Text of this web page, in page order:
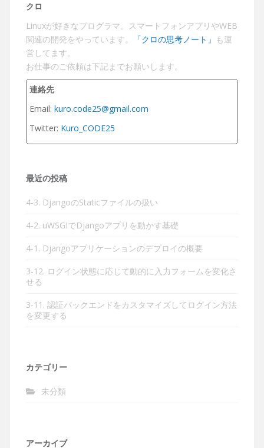
クロ
Linuxが好きなプログラマ。スマートフォンアプリやWEB
関連の開発をやっています。
「クロの思考ノート」 も運
営してます。
お仕事のご依頼は下記までお願いします。
連絡先
Email: kuro.code25@gmail.com
Twitter: Kuro_CODE25
最近の投稿
4-3. DjangoのStaticファイルの扱い
4-2. uWSGIでDjangoアプリを動かす基礎
4-1. Djangoアプリケーションのデプロイの概要
3-12. ログイン状態に応じて動的に入力フォームを変化さ
せる
3-11. 認証バックエンドをカスタマイズしてログイン方法
を変更する
カテゴリー
未分類
アーカイブ